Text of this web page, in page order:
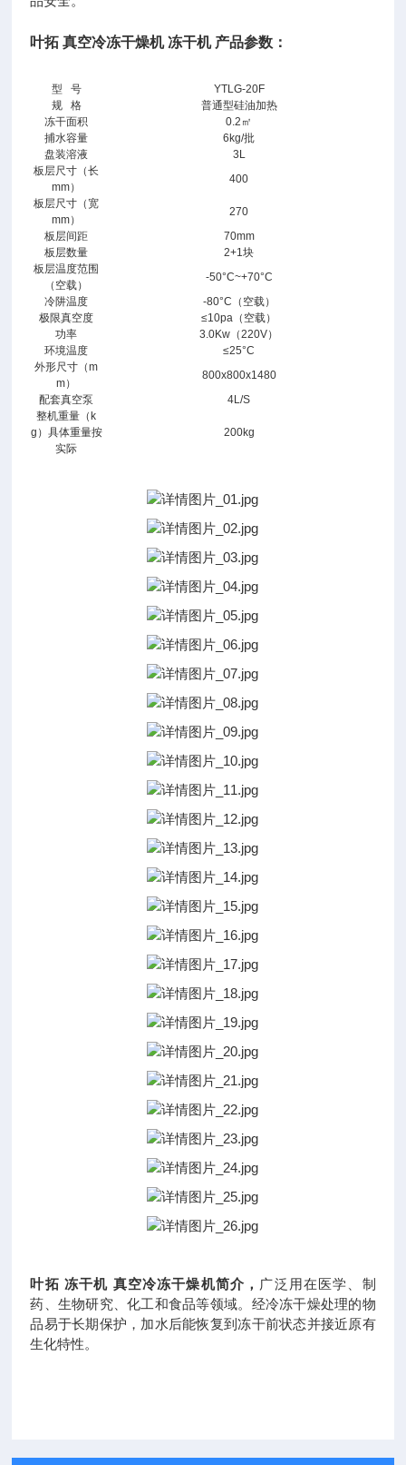
叶拓 真空冷冻干燥机 冻干机 产品参数：
型 号
YTLG-20F
规
格
普通型硅油加热
冻干面积
0.2㎡
捕水容量
6kg/批
盘装溶液
3L
板层尺寸（长
mm）
400
板层尺寸（宽
mm）
270
板层间距
70mm
板层数量
2+1块
板层温度范围
（空载）
-50°C~+70°C
冷阱温度
-80°C（空载）
极限真空度
≤10pa（空载）
功率
3.0Kw（220V）
环境温度
≤25°C
外形尺寸（m
m）
800x800x1480
配套真空泵
4L/S
整机重量（k
g）具体重量按
实际
200kg
叶拓 冻干机 真空冷冻干燥机简介， 广泛用在医学、制
药、生物研究、化工和食品等领域。经冷冻干燥处理的物
品易于长期保护，加水后能恢复到冻干前状态并接近原有
生化特性。